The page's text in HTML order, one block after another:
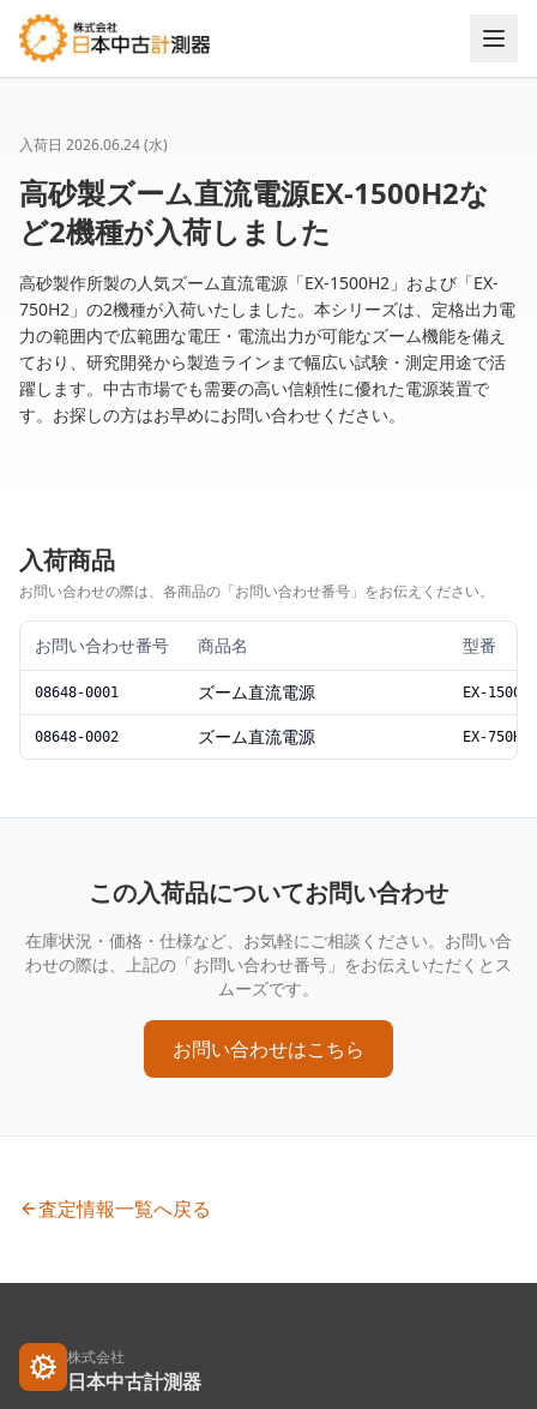
入荷日 2026.06.24 (水)
高砂製ズーム直流電源EX-1500H2な
ど2機種が入荷しました
高砂製作所製の人気ズーム直流電源「EX-1500H2」および「EX-
750H2」の2機種が入荷いたしました。本シリーズは、定格出力電
力の範囲内で広範囲な電圧・電流出力が可能なズーム機能を備え
ており、研究開発から製造ラインまで幅広い試験・測定用途で活
躍します。中古市場でも需要の高い信頼性に優れた電源装置で
す。お探しの方はお早めにお問い合わせください。
入荷商品
お問い合わせの際は、各商品の「お問い合わせ番号」をお伝えください。
お問い合わせ番号 商品名 型番
08648-0001 ズーム直流電源 EX-1500H2
08648-0002 ズーム直流電源 EX-750H2
この入荷品についてお問い合わせ
在庫状況・価格・仕様など、お気軽にご相談ください。お問い合
わせの際は、上記の「お問い合わせ番号」をお伝えいただくとス
ムーズです。
お問い合わせはこちら
査定情報一覧へ戻る
株式会社
日本中古計測器